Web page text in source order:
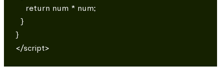
    return num * num;
  }
}